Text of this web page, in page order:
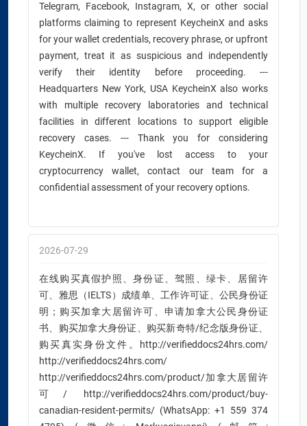
Telegram, Facebook, Instagram, X, or other social
platforms claiming to represent KeycheinX and asks
for your wallet credentials, recovery phrase, or upfront
payment, treat it as suspicious and independently
verify their identity before proceeding. ---
Headquarters New York, USA KeycheinX also works
with multiple recovery laboratories and technical
facilities in different locations to support eligible
recovery cases. --- Thank you for considering
KeycheinX. If you've lost access to your
cryptocurrency wallet, contact our team for a
confidential assessment of your recovery options.
2026-07-29
在线购买真假护照、身份证、驾照、绿卡、居留许
可、雅思（IELTS）成绩单、工作许可证、公民身份证
明；购买加拿大居留许可、申请加拿大公民身份证
书、购买加拿大身份证、购买新奇特/纪念版身份证、
购买真实身份文件。http://verifieddocs24hrs.com/
http://verifieddocs24hrs.com/
http://verifieddocs24hrs.com/product/加拿大居留许
可/ http://verifieddocs24hrs.com/product/buy-
canadian-resident-permits/ (WhatsApp: +1 559 374